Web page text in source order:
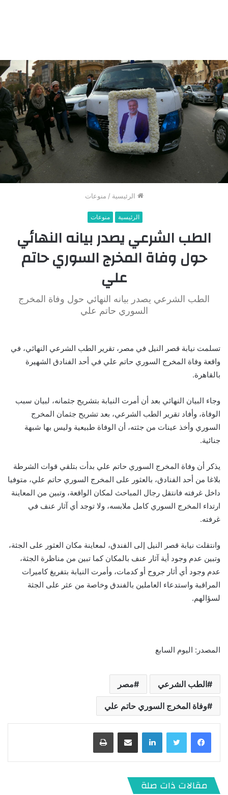
الرئيسية / منوعات
الرئيسية منوعات
الطب الشرعي يصدر بيانه النهائي
حول وفاة المخرج السوري حاتم
علي
الطب الشرعي يصدر بيانه النهائي حول وفاة المخرج
السوري حاتم علي
تسلمت نيابة قصر النيل في مصر، تقرير الطب الشرعي النهائي، في
واقعة وفاة المخرج السوري حاتم علي في أحد الفنادق الشهيرة
بالقاهرة.
وجاء البيان النهائي بعد أن أمرت النيابة بتشريح جثمانه، لبيان سبب
الوفاة، وأفاد تقرير الطب الشرعي، بعد تشريح جثمان المخرج
السوري وأخذ عينات من جثته، أن الوفاة طبيعية وليس بها شبهة
جنائية.
يذكر أن وفاة المخرج السوري حاتم علي بدأت بتلقي قوات الشرطة
بلاغا من أحد الفنادق، بالعثور على المخرج السوري حاتم علي، متوفيا
داخل غرفته فانتقل رجال المباحث لمكان الواقعة، وتبين من المعاينة
ارتداء المخرج السوري كامل ملابسه، ولا توجد أي آثار عنف في
غرفته.
وانتقلت نيابة قصر النيل إلى الفندق، لمعاينة مكان العثور على الجثة،
وتبين عدم وجود أية آثار عنف بالمكان كما تبين من مناظرة الجثة،
عدم وجود أي أثار جروح أو كدمات، وأمرت النيابة بتفريغ كاميرات
المراقبة واستدعاء العاملين بالفندق وخاصة من عثر على الجثة
لسؤالهم.
المصدر: اليوم السابع
الطب الشرعي مصر
وفاة المخرج السوري حاتم علي
لينكدإن
مقالات ذات صلة